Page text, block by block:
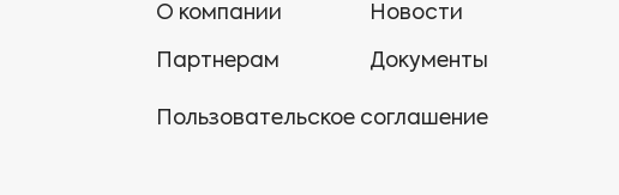
О компании
Партнерам
Новости
Документы
Пользовательское соглашение